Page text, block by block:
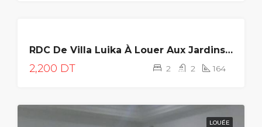
RDC De Villa Luika À Louer Aux Jardins De Carthage
2,200 DT 2 2 164
LOUÉE